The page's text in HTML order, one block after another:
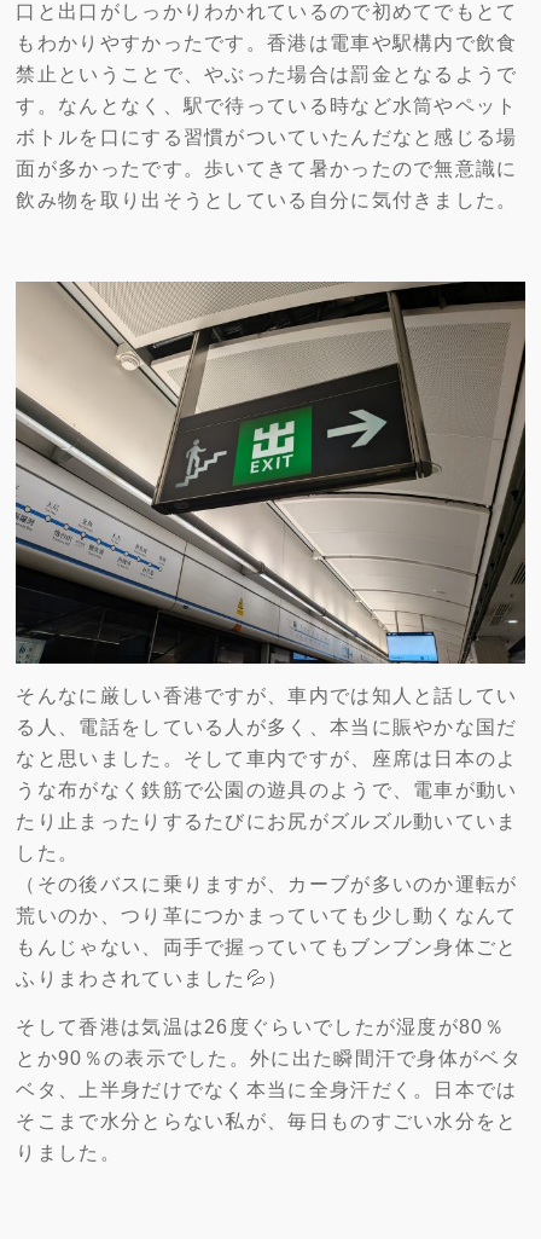
口と出口がしっかりわかれているので初めてでもとて
もわかりやすかったです。香港は電車や駅構内で飲食
禁止ということで、やぶった場合は罰金となるようで
す。なんとなく、駅で待っている時など水筒やペット
ボトルを口にする習慣がついていたんだなと感じる場
面が多かったです。歩いてきて暑かったので無意識に
飲み物を取り出そうとしている自分に気付きました。
そんなに厳しい香港ですが、車内では知人と話してい
る人、電話をしている人が多く、本当に賑やかな国だ
なと思いました。そして車内ですが、座席は日本のよ
うな布がなく鉄筋で公園の遊具のようで、電車が動い
たり止まったりするたびにお尻がズルズル動いていま
した。
（その後バスに乗りますが、カーブが多いのか運転が
荒いのか、つり革につかまっていても少し動くなんて
もんじゃない、両手で握っていてもブンブン身体ごと
ふりまわされていました💦）
そして香港は気温は26度ぐらいでしたが湿度が80％
とか90％の表示でした。外に出た瞬間汗で身体がベタ
ベタ、上半身だけでなく本当に全身汗だく。日本では
そこまで水分とらない私が、毎日ものすごい水分をと
りました。